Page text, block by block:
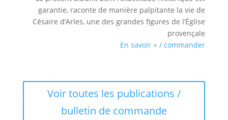
garantie, raconte de manière palpitante la vie de
Césaire d’Arles, une des grandes figures de l’Église
provençale
En savoir + / commander
Voir toutes les publications /
bulletin de commande